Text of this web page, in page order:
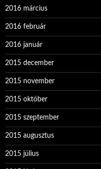
2016 március
2016 február
2016 január
2015 december
2015 november
2015 október
2015 szeptember
2015 augusztus
2015 július